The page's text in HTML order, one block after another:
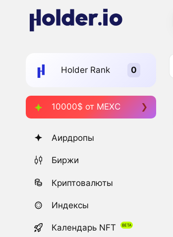
Holder Rank
10000$ от MEXC
Аирдропы
Биржи
Криптовалюты
Индексы
Календарь NFT